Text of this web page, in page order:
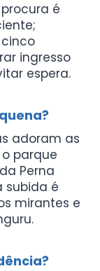
é
ingresso
espera.
adoram as
parque
Perna
subida é
mirantes e